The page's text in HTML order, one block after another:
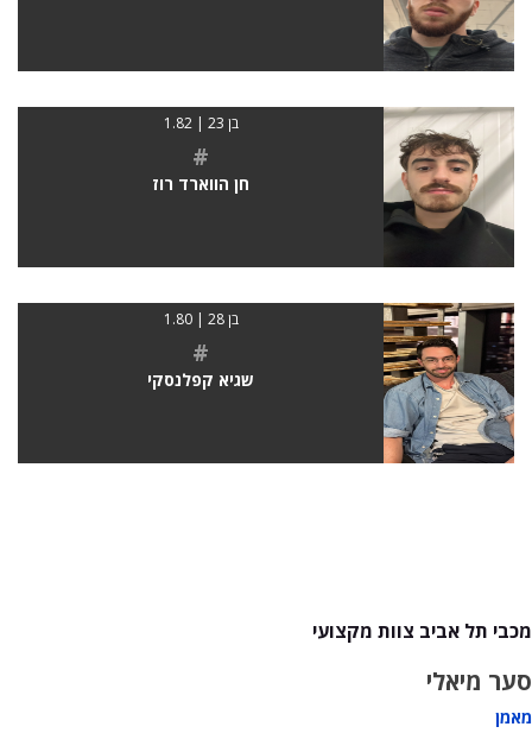
בן 23 | 1.82
#
חן הווארד רוז
בן 28 | 1.80
#
שגיא קפלנסקי
מכבי תל אביב צוות מקצועי
סער מיאלי
מאמן